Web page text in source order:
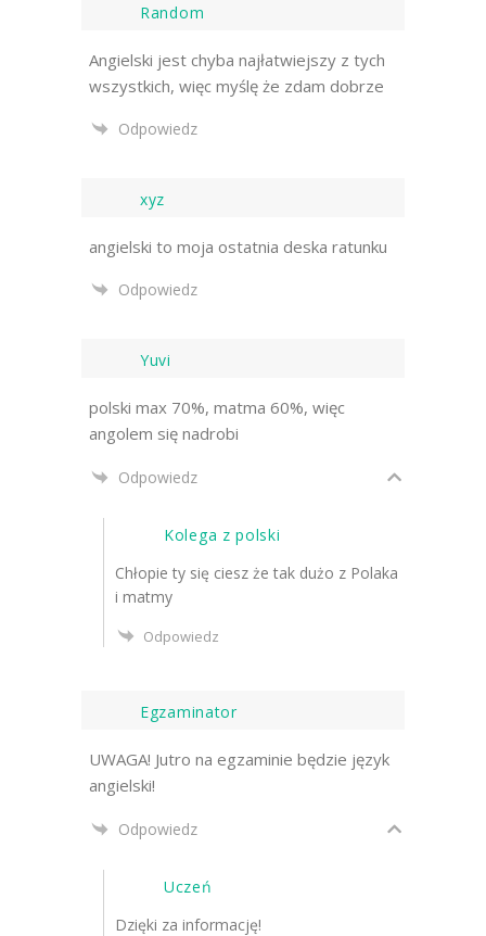
Random
Angielski jest chyba najłatwiejszy z tych
wszystkich, więc myślę że zdam dobrze
Odpowiedz
xyz
angielski to moja ostatnia deska ratunku
Odpowiedz
Yuvi
polski max 70%, matma 60%, więc
angolem się nadrobi
Odpowiedz
Kolega z polski
Chłopie ty się ciesz że tak dużo z Polaka
i matmy
Odpowiedz
Egzaminator
UWAGA! Jutro na egzaminie będzie język
angielski!
Odpowiedz
Uczeń
Dzięki za informację!